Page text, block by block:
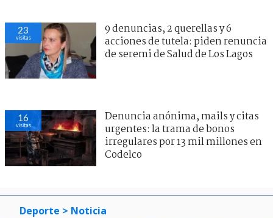
23
visitas
9 denuncias, 2 querellas y 6
acciones de tutela: piden renuncia
de seremi de Salud de Los Lagos
16
visitas
Denuncia anónima, mails y citas
urgentes: la trama de bonos
irregulares por 13 mil millones en
Codelco
Deporte > Noticia